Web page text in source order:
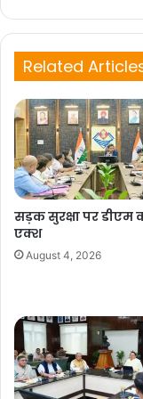
गिरफ्तार??
किया केवल चौकी
दोषी??
Related
सड़क सुरक्षा पर डीएम
एक्श
August 4, 2026